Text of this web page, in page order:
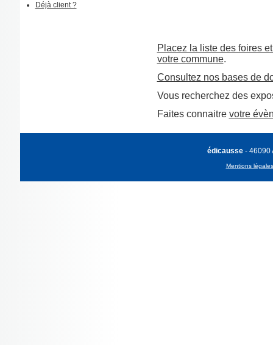
Déjà client ?
Placez la liste des foires
votre commune.
Consultez nos bases de
Vous recherchez des
Faites connaitre votre
édicausse - 46090
Mentions légales